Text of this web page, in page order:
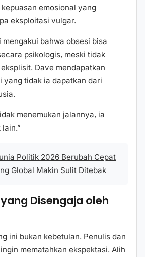
emosional yang
eksploitasi vulgar.
bahwa obsesi bisa
psikologis, meski tidak
Dave mendapatkan
yang tidak ia dapatkan dari
menemukan jalannya, ia
Politik 2026 Berubah Cepat
Global Makin Sulit Ditebak
Disengaja oleh
ini bukan kebetulan. Penulis dan
mematahkan ekspektasi. Alih